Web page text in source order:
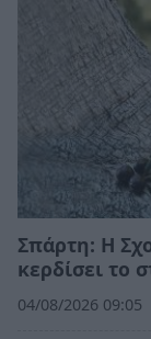
Σπάρτη: Η
κερδίσει το
04/08/2026 09:05